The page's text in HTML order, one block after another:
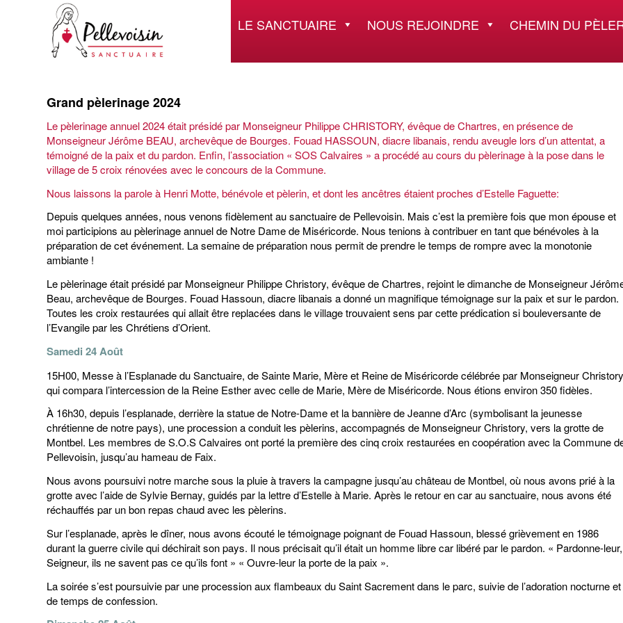
LE SANCTUAIRE NOUS REJOINDRE CHEMIN DU
Grand pèlerinage 2024
Le pèlerinage annuel 2024 était présidé par Monseigneur Philippe CHRISTORY, évêque de Chartres, en présence de
Monseigneur Jérôme BEAU, archevêque de Bourges. Fouad HASSOUN, diacre libanais, rendu aveugle lors d’un attentat, a
témoigné de la paix et du pardon. Enfin, l’association « SOS Calvaires » a procédé au cours du pèlerinage à la pose dans le
village de 5 croix rénovées avec le concours de la Commune.
Nous laissons la parole à Henri Motte, bénévole et pèlerin, et dont les ancêtres étaient proches d’Estelle Faguette:
Depuis quelques années, nous venons fidèlement au sanctuaire de Pellevoisin. Mais c’est la première fois que mon épouse et
moi participions au pèlerinage annuel de Notre Dame de Miséricorde. Nous tenions à contribuer en tant que bénévoles à la
préparation de cet événement. La semaine de préparation nous permit de prendre le temps de rompre avec la monotonie
ambiante !
Le pèlerinage était présidé par Monseigneur Philippe Christory, évêque de Chartres, rejoint le dimanche de Monseigneur
Beau, archevêque de Bourges. Fouad Hassoun, diacre libanais a donné un magnifique témoignage sur la paix et sur le pardon.
Toutes les croix restaurées qui allait être replacées dans le village trouvaient sens par cette prédication si bouleversante de
l’Evangile par les Chrétiens d’Orient.
Samedi 24 Août
15H00, Messe à l’Esplanade du Sanctuaire, de Sainte Marie, Mère et Reine de Miséricorde célébrée par Monseigneur
qui compara l’intercession de la Reine Esther avec celle de Marie, Mère de Miséricorde. Nous étions environ 350 fidèles.
À 16h30, depuis l’esplanade, derrière la statue de Notre-Dame et la bannière de Jeanne d’Arc (symbolisant la jeunesse
chrétienne de notre pays), une procession a conduit les pèlerins, accompagnés de Monseigneur Christory, vers la grotte de
Montbel. Les membres de S.O.S Calvaires ont porté la première des cinq croix restaurées en coopération avec la Commune
Pellevoisin, jusqu’au hameau de Faix.
Nous avons poursuivi notre marche sous la pluie à travers la campagne jusqu’au château de Montbel, où nous avons prié à la
grotte avec l’aide de Sylvie Bernay, guidés par la lettre d’Estelle à Marie. Après le retour en car au sanctuaire, nous avons été
réchauffés par un bon repas chaud avec les pèlerins.
Sur l’esplanade, après le dîner, nous avons écouté le témoignage poignant de Fouad Hassoun, blessé grièvement en 1986
durant la guerre civile qui déchirait son pays. Il nous précisait qu’il était un homme libre car libéré par le pardon. « Pardonne-leur,
Seigneur, ils ne savent pas ce qu’ils font » « Ouvre-leur la porte de la paix ».
La soirée s’est poursuivie par une procession aux flambeaux du Saint Sacrement dans le parc, suivie de l’adoration nocturne et
de temps de confession.